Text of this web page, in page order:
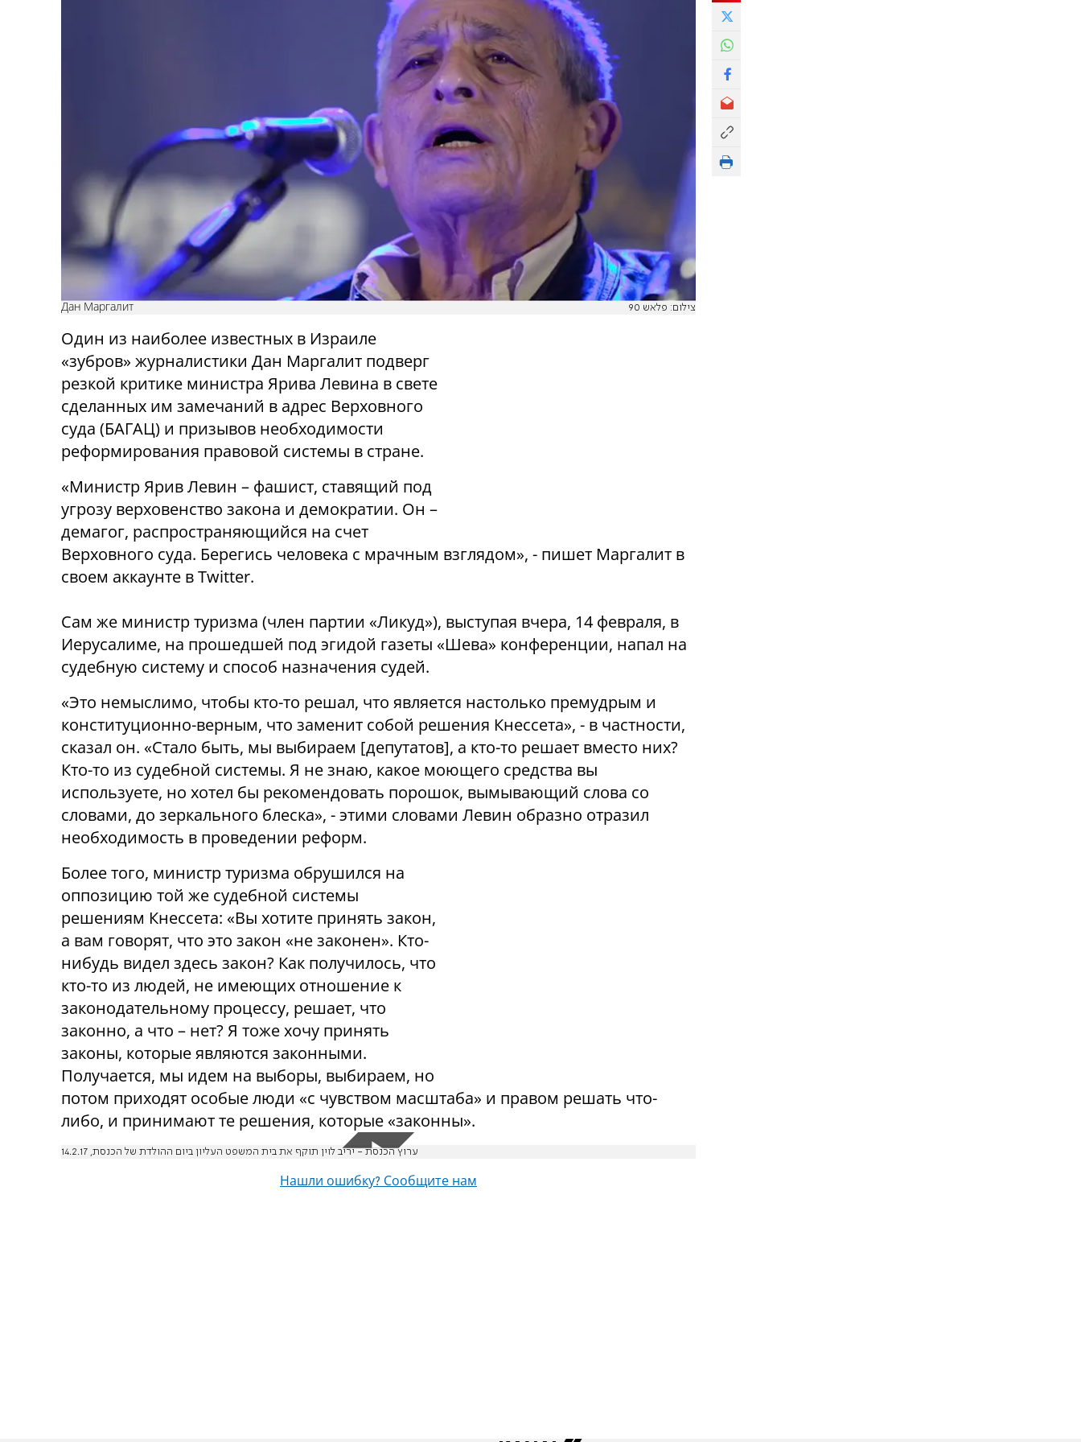
Дан Маргалит צילום: פלאש 90
Один из наиболее известных в Израиле
«зубров» журналистики Дан Маргалит подверг
резкой критике министра Ярива Левина в свете
сделанных им замечаний в адрес Верховного
суда (БАГАЦ) и призывов необходимости
реформирования правовой системы в стране.
«Министр Ярив Левин – фашист, ставящий под
угрозу верховенство закона и демократии. Он –
демагог, распространяющийся на счет
Верховного суда. Берегись человека с мрачным взглядом», - пишет Маргалит в
своем аккаунте в Twitter.
Сам же министр туризма (член партии «Ликуд»), выступая вчера, 14 февраля, в
Иерусалиме, на прошедшей под эгидой газеты «Шева» конференции, напал на
судебную систему и способ назначения судей.
«Это немыслимо, чтобы кто-то решал, что является настолько премудрым и
конституционно-верным, что заменит собой решения Кнессета», - в частности,
сказал он. «Стало быть, мы выбираем [депутатов], а кто-то решает вместо них?
Кто-то из судебной системы. Я не знаю, какое моющего средства вы
используете, но хотел бы рекомендовать порошок, вымывающий слова со
словами, до зеркального блеска», - этими словами Левин образно отразил
необходимость в проведении реформ.
Более того, министр туризма обрушился на
оппозицию той же судебной системы
решениям Кнессета: «Вы хотите принять закон,
а вам говорят, что это закон «не законен». Кто-
нибудь видел здесь закон? Как получилось, что
кто-то из людей, не имеющих отношение к
законодательному процессу, решает, что
законно, а что – нет? Я тоже хочу принять
законы, которые являются законными.
Получается, мы идем на выборы, выбираем, но
потом приходят особые люди «с чувством масштаба» и правом решать что-
либо, и принимают те решения, которые «законны».
ערוץ הכנסת - יריב לוין תוקף את בית המשפט העליון ביום ההולדת של הכנסת, 14.2.17
Нашли ошибку? Сообщите нам